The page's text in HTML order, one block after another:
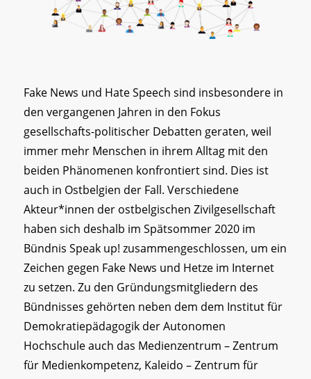
Fake News und Hate Speech sind insbesondere in
den vergangenen Jahren in den Fokus
gesellschafts-politischer Debatten geraten, weil
immer mehr Menschen in ihrem Alltag mit den
beiden Phänomenen konfrontiert sind. Dies ist
auch in Ostbelgien der Fall. Verschiedene
Akteur*innen der ostbelgischen Zivilgesellschaft
haben sich deshalb im Spätsommer 2020 im
Bündnis Speak up! zusammengeschlossen, um ein
Zeichen gegen Fake News und Hetze im Internet
zu setzen. Zu den Gründungsmitgliedern des
Bündnisses gehörten neben dem dem Institut für
Demokratiepädagogik der Autonomen
Hochschule auch das Medienzentrum – Zentrum
für Medienkompetenz, Kaleido – Zentrum für